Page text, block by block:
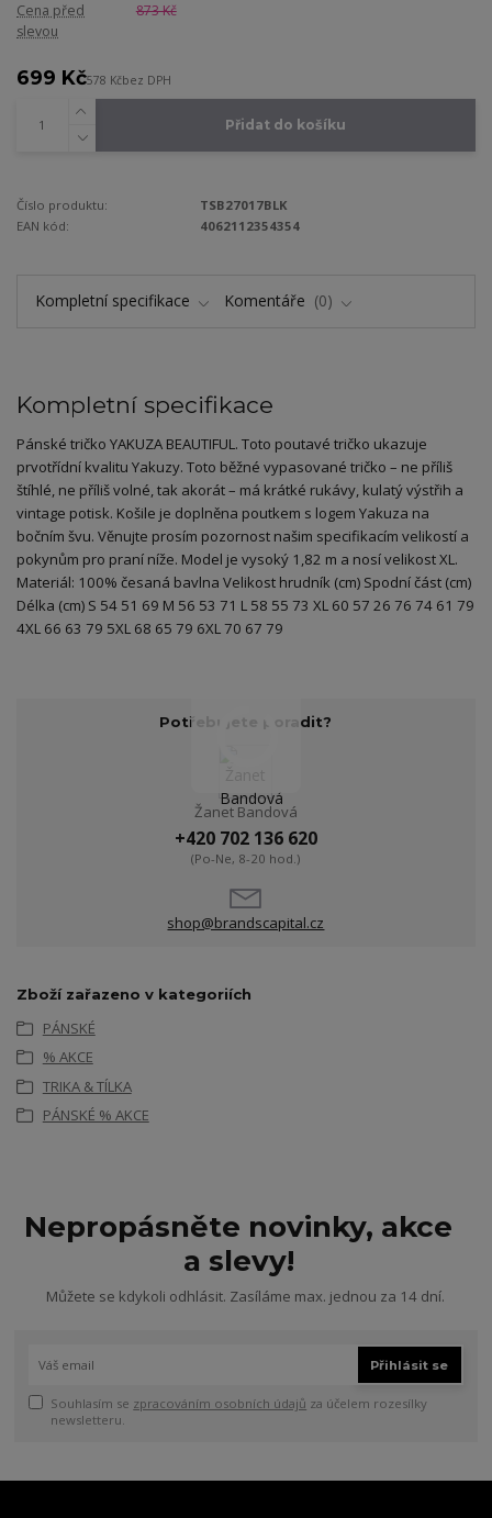
Cena před
slevou
873 Kč
699 Kč578 Kčbez DPH
Přidat do košíku
Číslo produktu:
TSB27017BLK
EAN kód:
4062112354354
Kompletní specifikace Komentáře 0
Kompletní specifikace
Pánské tričko YAKUZA BEAUTIFUL. Toto poutavé tričko ukazuje
prvotřídní kvalitu Yakuzy. Toto běžné vypasované tričko – ne příliš
štíhlé, ne příliš volné, tak akorát – má krátké rukávy, kulatý výstřih a
vintage potisk. Košile je doplněna poutkem s logem Yakuza na
bočním švu. Věnujte prosím pozornost našim specifikacím velikostí a
pokynům pro praní níže. Model je vysoký 1,82 m a nosí velikost XL.
Materiál: 100% česaná bavlna Velikost hrudník (cm) Spodní část (cm)
Délka (cm) S 54 51 69 M 56 53 71 L 58 55 73 XL 60 57 26 76 74 61 79
4XL 66 63 79 5XL 68 65 79 6XL 70 67 79
Potřebujete poradit?
Žanet Bandová
+420 702 136 620
(Po-Ne, 8-20 hod.)
shop@brandscapital.cz
Zboží zařazeno v kategoriích
PÁNSKÉ
% AKCE
TRIKA & TÍLKA
PÁNSKÉ % AKCE
Nepropásněte novinky, akce
a slevy!
Můžete se kdykoli odhlásit. Zasíláme max. jednou za 14 dní.
Přihlásit se
Souhlasím se zpracováním osobních údajů za účelem rozesílky
newsletteru.